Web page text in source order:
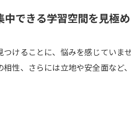
できる学習空間を見極
けることに、悩みを感じていま
性、さらには立地や安全面など